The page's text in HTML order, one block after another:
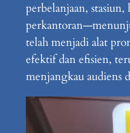
perbelanjaan,
telah menjadi alat
efektif dan efisien,
menjangkau audiens